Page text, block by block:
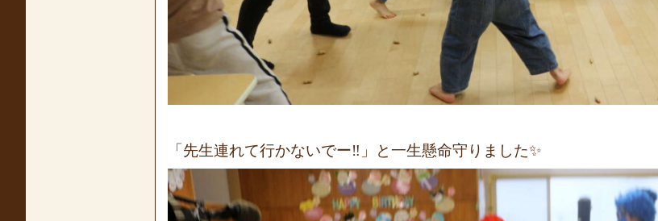
「先生連れて行かないでー‼」と一生懸命守りました✨